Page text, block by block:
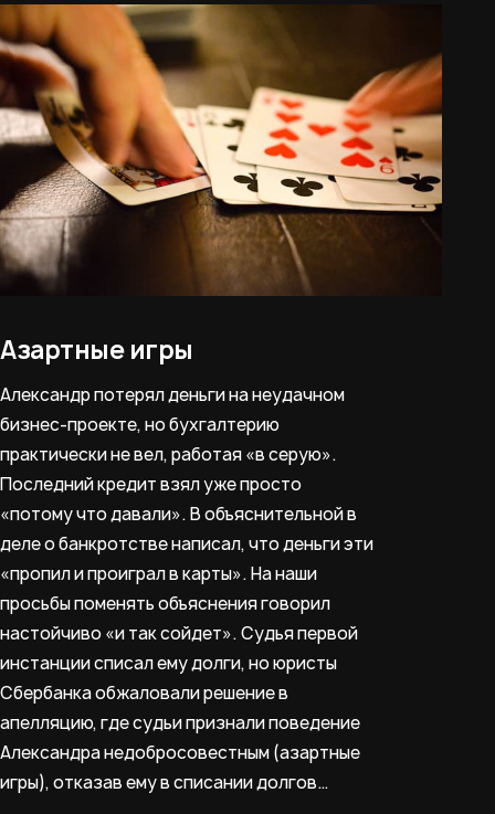
Азартные игры
Александр потерял деньги на неудачном
бизнес-проекте, но бухгалтерию
практически не вел, работая «в серую».
Последний кредит взял уже просто
«потому что давали». В объяснительной в
деле о банкротстве написал, что деньги эти
«пропил и проиграл в карты». На наши
просьбы поменять объяснения говорил
настойчиво «и так сойдет». Судья первой
инстанции списал ему долги, но юристы
Сбербанка обжаловали решение в
апелляцию, где судьи признали поведение
Александра недобросовестным (азартные
игры), отказав ему в списании долгов…